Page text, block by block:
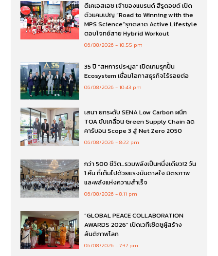
ดีเคเอสเอช เจ้าของแบรนด์ ฮีรูดอยด์ เปิด
ตัวแคมเปญ “Road to Winning with the
MPS Science”รุกตลาด Active Lifestyle
ตอบโจทย์สาย Hybrid Workout
06/08/2026 10:55 pm
35 ปี “สหการประมูล” เปิดเกมรุกปั้น
Ecosystem เชื่อมโอกาสธุรกิจไร้รอยต่อ
06/08/2026 10:43 pm
เสนา ยกระดับ SENA Low Carbon ผนึก
TOA ขับเคลื่อน Green Supply Chain ลด
คาร์บอน Scope 3 สู่ Net Zero 2050
06/08/2026 8:22 pm
กว่า 500 ชีวิต…รวมพลังเป็นหนึ่งเดียว!2 วัน
1 คืน ที่เต็มไปด้วยแรงบันดาลใจ มิตรภาพ
และพลังแห่งความสำเร็จ
06/08/2026 8:11 pm
“GLOBAL PEACE COLLABORATION
AWARDS 2026” เปิดเวทีเชิดชูผู้สร้าง
สันติภาพโลก
06/08/2026 7:37 pm